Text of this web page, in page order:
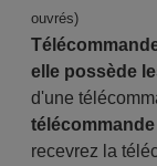
ouvrés)
elle possède
d'une
recevrez la